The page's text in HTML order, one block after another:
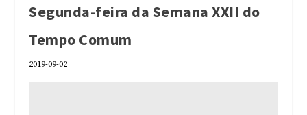
Segunda-feira da Semana XXII do
Tempo Comum
2019-09-02